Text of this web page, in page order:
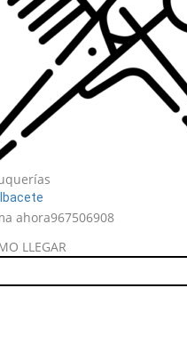
ahora967506908
LLEGAR